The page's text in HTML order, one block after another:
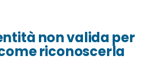
non valida per
riconoscerla